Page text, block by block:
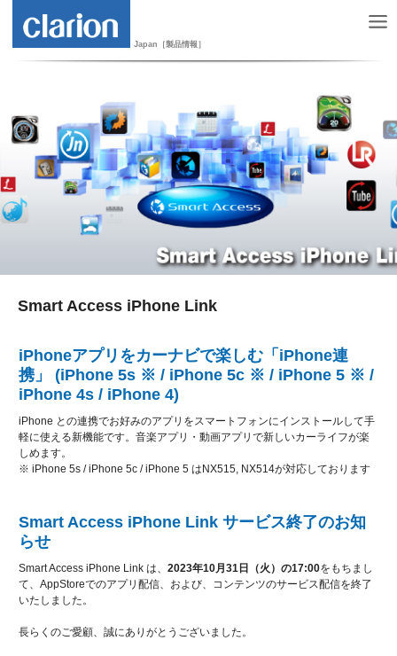
Japan［製品情報］
Smart Access iPhone Link
iPhoneアプリをカーナビで楽しむ「iPhone連
携」 (iPhone 5s ※ / iPhone 5c ※ / iPhone 5 ※ /
iPhone 4s / iPhone 4)
iPhone との連携でお好みのアプリをスマートフォンにインストールして手
軽に使える新機能です。音楽アプリ・動画アプリで新しいカーライフが楽
しめます。
※ iPhone 5s / iPhone 5c / iPhone 5 はNX515, NX514が対応しております
Smart Access iPhone Link サービス終了のお知
らせ
Smart Access iPhone Link は、 2023年10月31日（火）の17:00をもちまし
て、AppStoreでのアプリ配信、および、コンテンツのサービス配信を終了
いたしました。
長らくのご愛顧、誠にありがとうございました。